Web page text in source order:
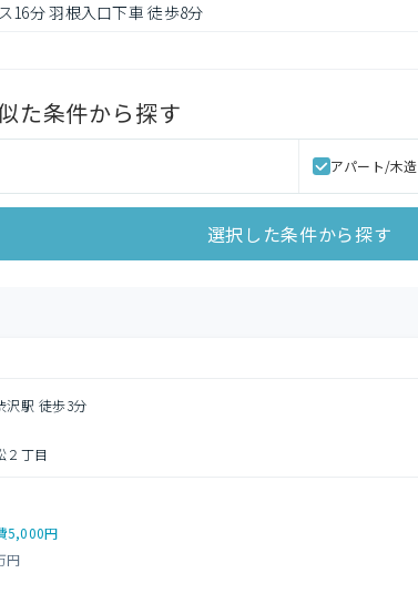
16分 羽根入口下車 徒歩8分
た条件から探す
アパート/木造
選択した条件から探す
沢駅 徒歩3分
２丁目
5,000円
円